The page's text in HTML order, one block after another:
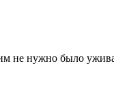
им не нужно было